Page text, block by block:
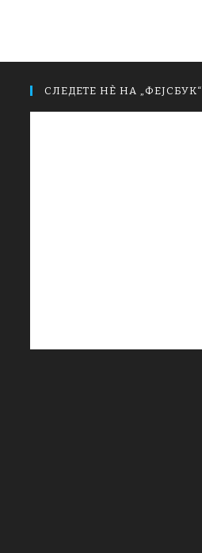
СЛЕДЕТЕ НЀ НА „ФЕЈСБУК“